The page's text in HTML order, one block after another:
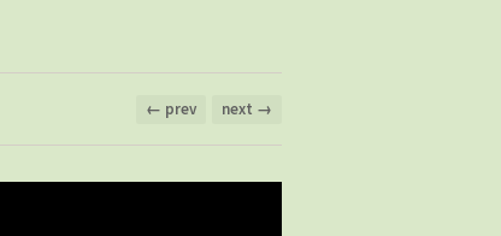
← prev next →